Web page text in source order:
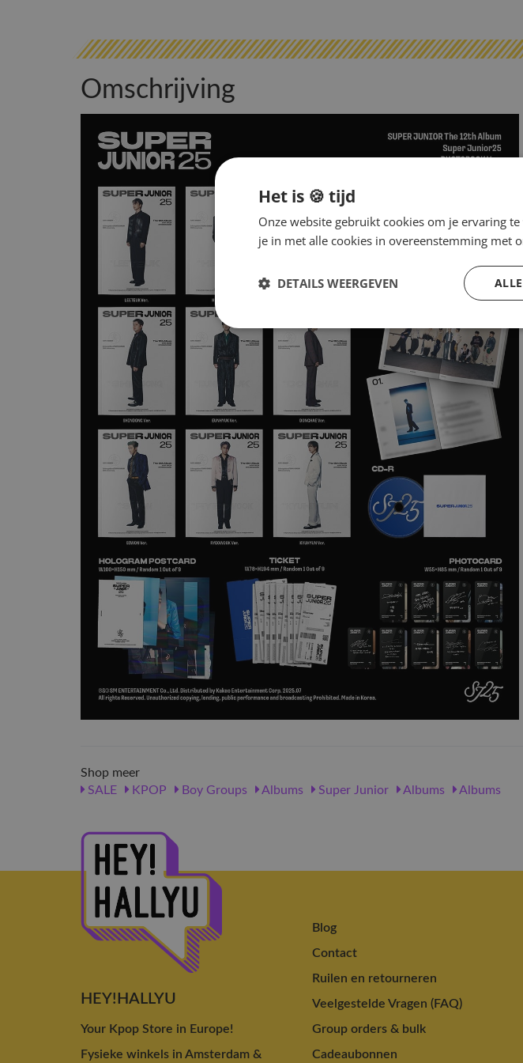
Omschrijving
Shop meer
SALE
KPOP Boy Groups Albums Super Junior Albums Albums
HEY!HALLYU
Your Kpop Store in Europe!
Fysieke winkels in Amsterdam &
Blog
Contact
Ruilen en retourneren
Veelgestelde Vragen (FAQ)
Group orders & bulk
Cadeaubonnen
Het is 🍪 tijd
Onze website gebruikt cookies om je ervaring
je in met alle cookies in overeenstemming met
DETAILS WEERGEVEN